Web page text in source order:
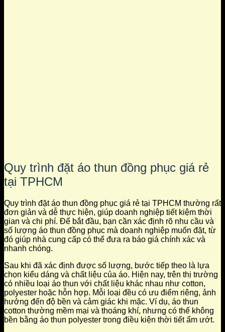
Quy trình đặt áo thun đồng phục giá rẻ
tại TPHCM
Quy trình đặt áo thun đồng phục giá rẻ tại TPHCM thường rất
đơn giản và dễ thực hiện, giúp doanh nghiệp tiết kiệm thời
gian và chi phí. Để bắt đầu, bạn cần xác định rõ nhu cầu và
số lượng áo thun đồng phục mà doanh nghiệp muốn đặt, từ
đó giúp nhà cung cấp có thể đưa ra báo giá chính xác và
nhanh chóng.
Sau khi đã xác định được số lượng, bước tiếp theo là lựa
chọn kiểu dáng và chất liệu của áo. Hiện nay, trên thị trường
có nhiều loại áo thun với chất liệu khác nhau như cotton,
polyester hoặc hỗn hợp. Mỗi loại đều có ưu điểm riêng, ảnh
hưởng đến độ bền và cảm giác khi mặc. Ví dụ, áo thun
cotton thường mềm mại và thoáng khí, nhưng có thể không
bền bằng áo thun polyester trong điều kiện thời tiết ẩm ướt.